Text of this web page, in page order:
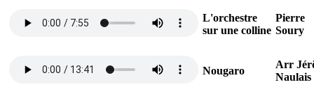
L'orchestre
sur une colline
Pierre
Soury
Nougaro
Arr
Naulais